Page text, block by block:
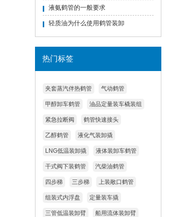
液氨鹤管的一般要求
轻质油为什么使用鹤管装卸
热门标签
夹套蒸汽伴热鹤管 气动鹤管
甲醇卸车鹤管 油品定量装车橇装组
紧急拉断阀 鹤管快速接头
乙醇鹤管 液化气装卸撬
LNG低温装卸撬 液体装卸车鹤管
干式阀下装鹤管 汽柴油鹤管
四步梯 三步梯 上装敞口鹤管
组装式内浮盘 定量装车撬
三管低温装卸臂 船用流体装卸臂